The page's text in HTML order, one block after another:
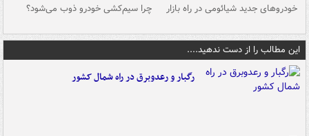
خودروهای جدید شیائومی در راه بازار چرا سیم‌کشی خودرو ذوب می‌شود؟
این مطالب را از دست ندهید....
رگبار و رعدوبرق در راه شمال کشور